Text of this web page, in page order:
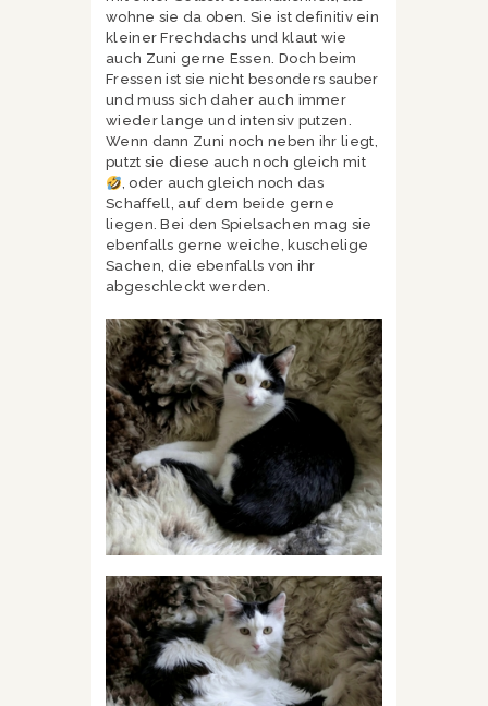
wohne sie da oben. Sie ist definitiv ein
kleiner Frechdachs und klaut wie
auch Zuni gerne Essen. Doch beim
Fressen ist sie nicht besonders sauber
und muss sich daher auch immer
wieder lange und intensiv putzen.
Wenn dann Zuni noch neben ihr liegt,
putzt sie diese auch noch gleich mit
, oder auch gleich noch das
Schaffell, auf dem beide gerne
liegen. Bei den Spielsachen mag sie
ebenfalls gerne weiche, kuschelige
Sachen, die ebenfalls von ihr
abgeschleckt werden.